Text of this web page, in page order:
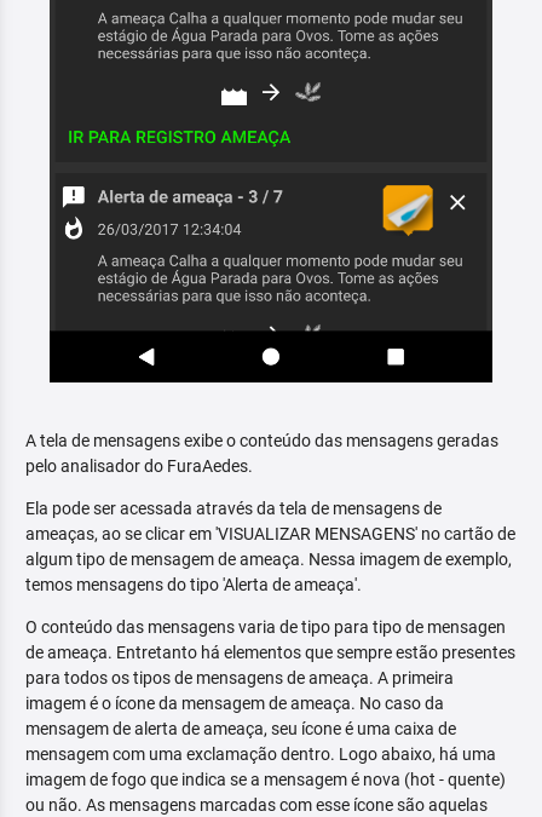
A tela de mensagens exibe o conteúdo das mensagens geradas
pelo analisador do FuraAedes.
Ela pode ser acessada através da tela de mensagens de
ameaças, ao se clicar em 'VISUALIZAR MENSAGENS' no cartão de
algum tipo de mensagem de ameaça. Nessa imagem de exemplo,
temos mensagens do tipo 'Alerta de ameaça'.
O conteúdo das mensagens varia de tipo para tipo de mensagen
de ameaça. Entretanto há elementos que sempre estão presentes
para todos os tipos de mensagens de ameaça. A primeira
imagem é o ícone da mensagem de ameaça. No caso da
mensagem de alerta de ameaça, seu ícone é uma caixa de
mensagem com uma exclamação dentro. Logo abaixo, há uma
imagem de fogo que indica se a mensagem é nova (hot - quente)
ou não. As mensagens marcadas com esse ícone são aquelas